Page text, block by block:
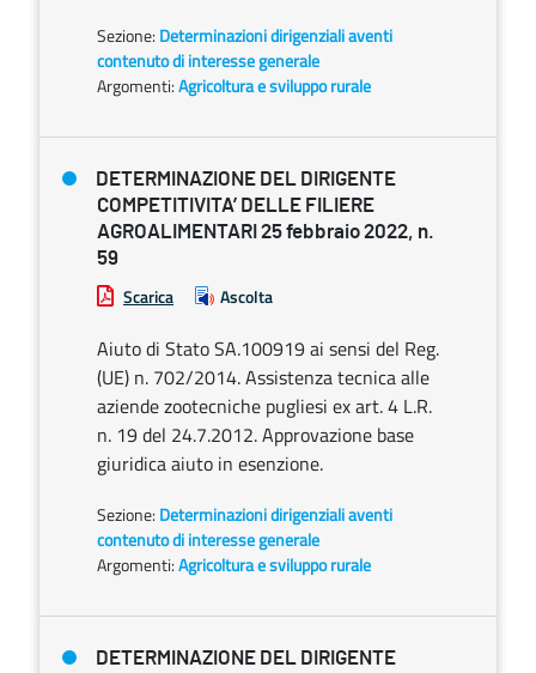
Sezione: Determinazioni dirigenziali aventi
contenuto di interesse generale
Argomenti:Agricoltura e sviluppo rurale
DETERMINAZIONE DEL DIRIGENTE
COMPETITIVITA’ DELLE FILIERE
AGROALIMENTARI 25 febbraio 2022, n.
59
Scarica Ascolta
Aiuto di Stato SA.100919 ai sensi del Reg.
(UE) n. 702/2014. Assistenza tecnica alle
aziende zootecniche pugliesi ex art. 4 L.R.
n. 19 del 24.7.2012. Approvazione base
giuridica aiuto in esenzione.
Sezione: Determinazioni dirigenziali aventi
contenuto di interesse generale
Argomenti:Agricoltura e sviluppo rurale
DETERMINAZIONE DEL DIRIGENTE